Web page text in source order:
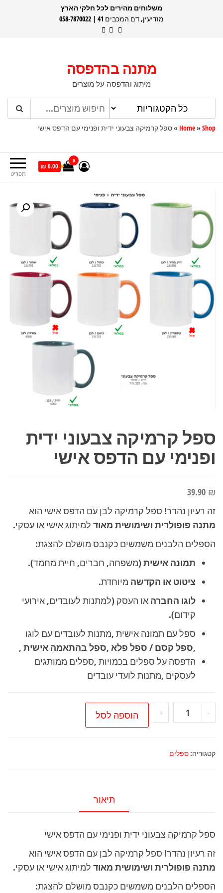
משלוחים מהירים לכל חלקי הארץ
מודיעין, דם המכבים 41 | 058-7870022
מתנה בהדפסה
מיתוג והדפסה על מוצרים
Home» Shop
»ספל קרמיקה צבעוני ידית ופנימי עם הדפס אישי
תפריט
0
0.00 ₪
ספל קרמיקה צבעוני ידית
ופנימי עם הדפס אישי
39.90 ₪
זה רעיון נהדר! ספל קרמיקה לבן עם הדפס אישי הוא
מתנה פופולרית ושימושית מאוד למיתוג אישי או עסקי.
הספלים הלבנים משמשים כקנבס מושלם להצגת:
תמונה אישית(משפחה, חברים, חיית מחמד).
ציטוט או הקדשה מיוחדת.
לוגו החברה או העסק (למתנות לעובדים, אירועי
קידום).
ספל עם תמונה אישית ,מתנות לעובדים עם לוגו
,ספל קסם / ספל פלא ,ספל בהתאמה אישית ,
הדפסה על ספלים בכמויות ,ספלים ממותגים
לעסקים ,מתנות לועדי עובדים
-
כמות
של
קרמיקה
אישי
+ הוספה לסל
קטגוריה:ספלים
תיאור
ספל קרמיקה צבעוני ידית ופנימי עם הדפס אישי
זה רעיון נהדר! ספל קרמיקה לבן עם הדפס אישי הוא
מתנה פופולרית ושימושית מאוד למיתוג אישי או עסקי.
הספלים הלבנים משמשים כקנבס מושלם להצגת: